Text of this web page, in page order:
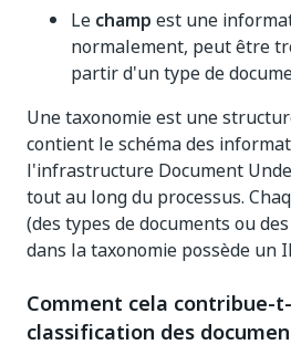
Le champ est une
normalement, peut être
partir d'un type de
Une taxonomie est une
contient le schéma des
l'infrastructure Document
tout au long du processus.
(des types de documents ou
dans la taxonomie possède un
Comment cela contribue-
classification des